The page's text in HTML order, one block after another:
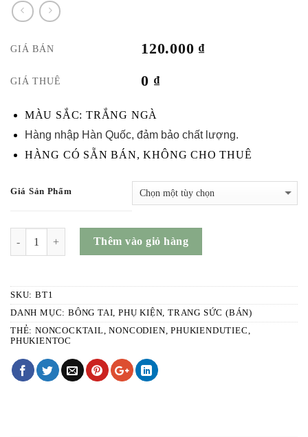
GIÁ BÁN 120.000₫
GIÁ THUÊ 0 ₫
MÀU SẮC: TRẮNG NGÀ
Hàng nhập Hàn Quốc, đảm bảo chất lượng.
HÀNG CÓ SẴN BÁN, KHÔNG CHO THUÊ
Giá Sản Phẩm
Thêm vào giỏ hàng
SKU: BT1
DANH MỤC:BÔNG TAI,PHỤ KIỆN,TRANG SỨC (BÁN)
THẺ: NONCOCKTAIL,NONCODIEN,PHUKIENDUTIEC,
PHUKIENTOC